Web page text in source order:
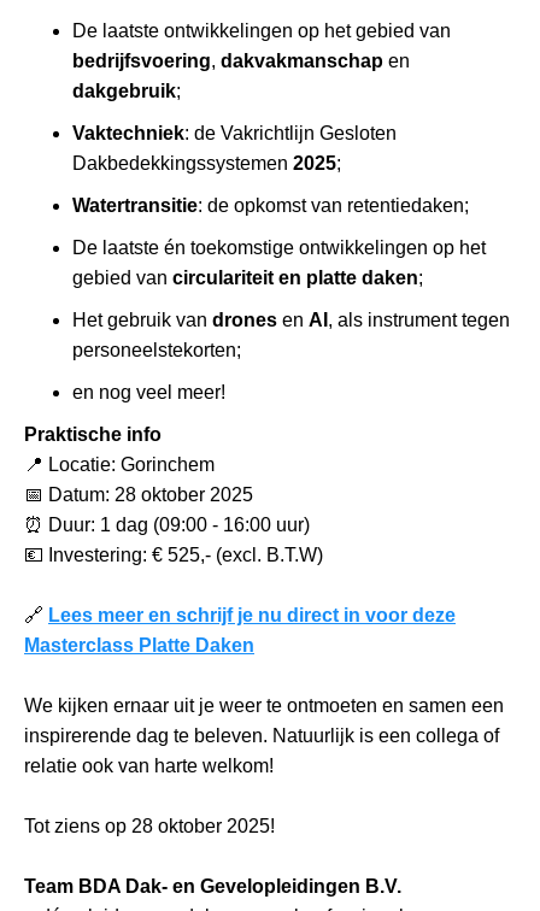
De laatste ontwikkelingen op het gebied van
bedrijfsvoering, dakvakmanschap en
dakgebruik;
Vaktechniek: de Vakrichtlijn Gesloten
Dakbedekkingssystemen 2025;
Watertransitie: de opkomst van retentiedaken;
De laatste én toekomstige ontwikkelingen op het
gebied van circulariteit en platte daken;
Het gebruik van drones en AI , als instrument tegen
personeelstekorten;
en nog veel meer!
Praktische info
📍 Locatie: Gorinchem
📅 Datum: 28 oktober 2025
⏰ Duur: 1 dag (09:00 - 16:00 uur)
💶 Investering: € 525,- (excl. B.T.W)
🔗 Lees meer en schrijf je nu direct in voor deze
Masterclass Platte Daken
We kijken ernaar uit je weer te ontmoeten en samen een
inspirerende dag te beleven. Natuurlijk is een collega of
relatie ook van harte welkom!
Tot ziens op 28 oktober 2025!
Team BDA Dak- en Gevelopleidingen B.V.